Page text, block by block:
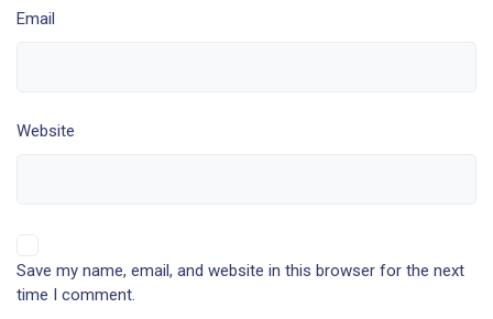
Email
Website
Save my name, email, and website in this browser for the next
time I comment.